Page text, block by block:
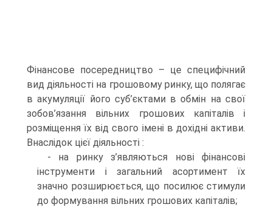
Фінансове посередництво – це специфічний
вид діяльності на грошовому ринку, що полягає
в акумуляції його суб’єктами в обмін на свої
зобов’язання вільних грошових капіталів і
розміщення їх від свого імені в дохідні активи.
Внаслідок цієї діяльності :
- на ринку з’являються нові фінансові
інструменти і загальний асортимент їх
значно розширюється, що посилює стимули
до формування вільних грошових капіталів;